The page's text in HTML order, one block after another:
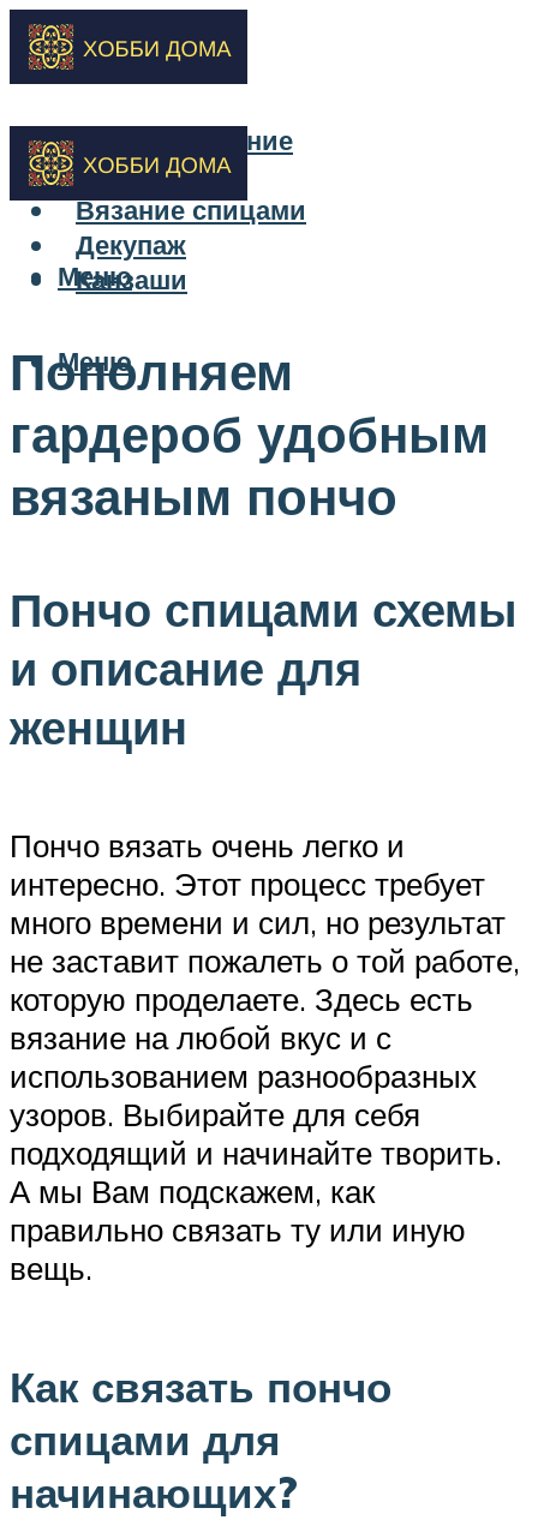
Бисероплетение
Вышивка
Вязание спицами
Декупаж
Канзаши
Меню
Меню
Пополняем
гардероб удобным
вязаным пончо
Пончо спицами схемы
и описание для
женщин
Пончо вязать очень легко и
интересно. Этот процесс требует
много времени и сил, но результат
не заставит пожалеть о той работе,
которую проделаете. Здесь есть
вязание на любой вкус и с
использованием разнообразных
узоров. Выбирайте для себя
подходящий и начинайте творить.
А мы Вам подскажем, как
правильно связать ту или иную
вещь.
Как связать пончо
спицами для
начинающих?